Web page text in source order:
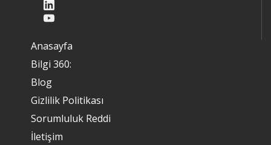
Anasayfa
Bilgi 360:
Blog
Gizlilik Politikası
Sorumluluk Reddi
İletişim